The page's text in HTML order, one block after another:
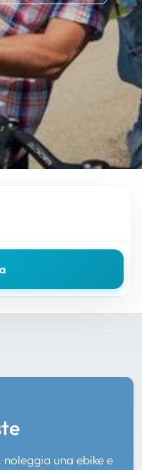
una ebike e